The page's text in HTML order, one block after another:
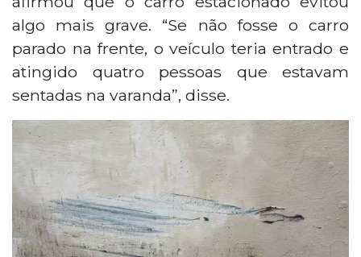
algo mais grave. “Se não fosse o carro
parado na frente, o veículo teria entrado e
atingido quatro pessoas que estavam
sentadas na varanda”, disse.